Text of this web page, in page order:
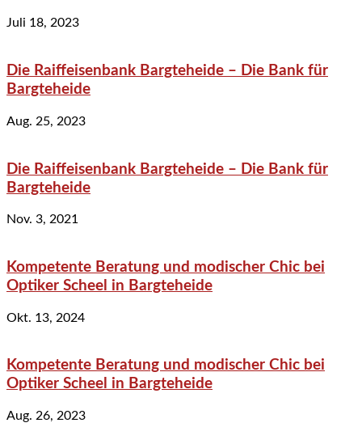
Juli 18, 2023
Die Raiffeisenbank Bargteheide – Die Bank für
Bargteheide
Aug. 25, 2023
Die Raiffeisenbank Bargteheide – Die Bank für
Bargteheide
Nov. 3, 2021
Kompetente Beratung und modischer Chic bei
Optiker Scheel in Bargteheide
Okt. 13, 2024
Kompetente Beratung und modischer Chic bei
Optiker Scheel in Bargteheide
Aug. 26, 2023